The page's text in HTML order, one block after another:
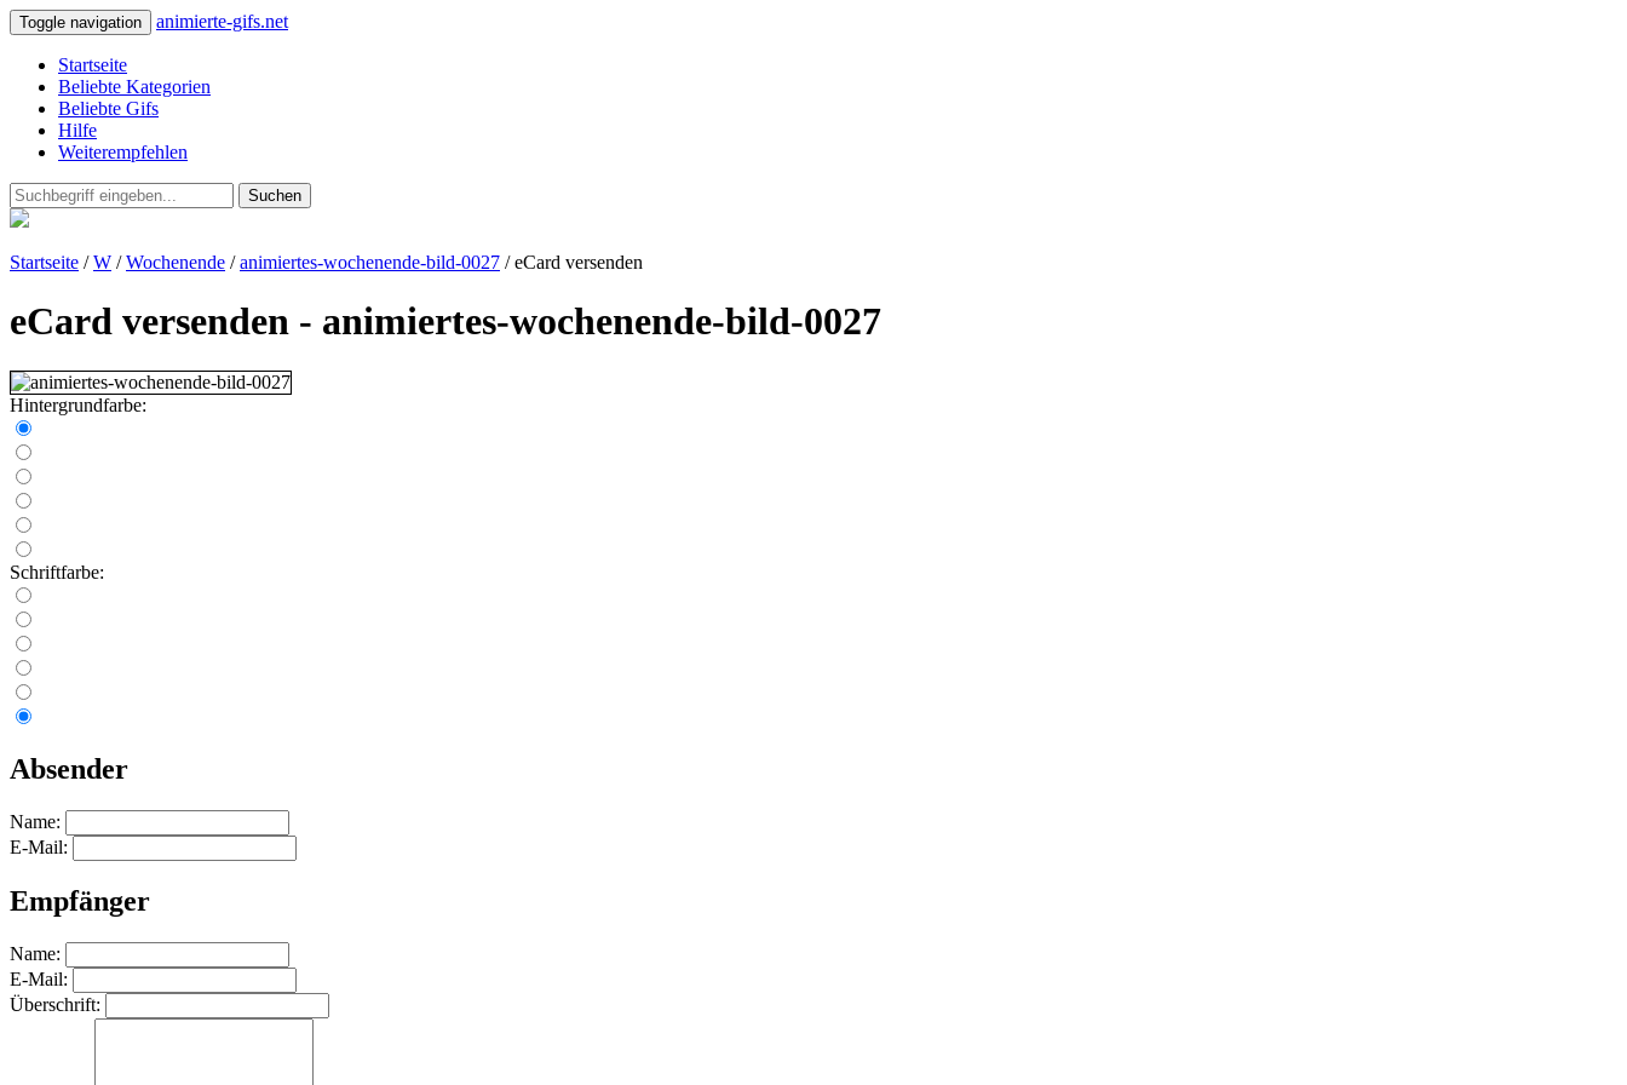
Toggle navigation animierte-gifs.net
Startseite
Beliebte Kategorien
Beliebte Gifs
Hilfe
Weiterempfehlen
Suchen
Startseite /W /Wochenende /animiertes-wochenende-bild-0027 / eCard versenden
eCard versenden - animiertes-wochenende-bild-0027
Hintergrundfarbe:
Schriftfarbe:
Absender
Name:
E-Mail:
Empfänger
Name:
E-Mail:
Überschrift: